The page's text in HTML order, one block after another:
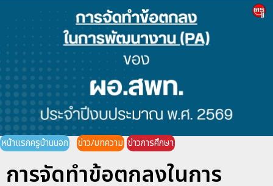
หน้าแรกครูบ้านนอก ข่าว/บทความ ข่าวการศึกษา
การจัดทำข้อตกลงในการ